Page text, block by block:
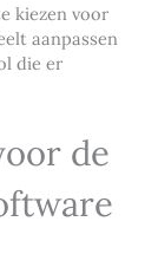
kiezen voor
aanpassen
die er
de